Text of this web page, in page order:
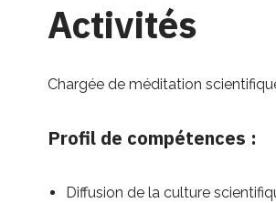
Activités
Chargée de méditation
Profil de compétences :
Diffusion de la culture